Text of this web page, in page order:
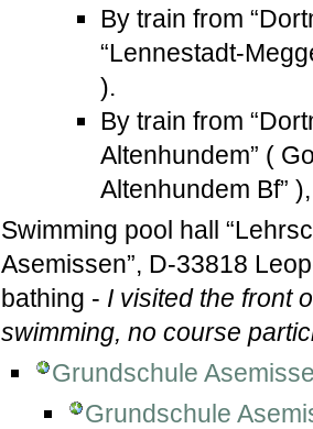
By train from
“Lennestadt-
).
By train from
Altenhundem” (
Altenhundem Bf”
Swimming pool hall
Asemissen”, D-33818
bathing - I visited the front
swimming, no course
Grundschule
Grundschule